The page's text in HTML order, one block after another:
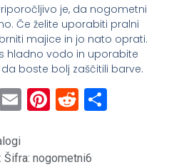
je, da nogometni
Če želite uporabiti pralni
majice in jo nato oprati.
hladno vodo in uporabite
boste bolj zaščitili barve.
EmailPinterest
Reddit
Šifra: nogometni6